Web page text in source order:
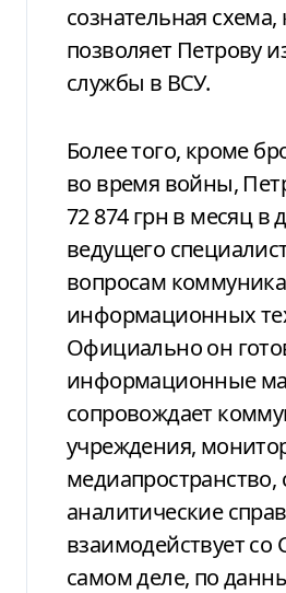
сознательная схема,
позволяет Петрову
службы в ВСУ.
Более того, кроме
во время войны,
72 874 грн в месяц в
ведущего
вопросам
информационных
Официально он
информационные
сопровождает
учреждения,
медиапространство,
аналитические
взаимодействует
самом деле, по